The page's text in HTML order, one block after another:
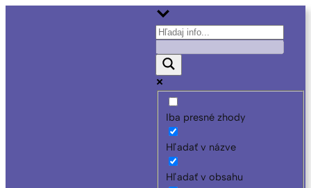
Iba presné zhody
Hľadať v názve
Hľadať v obsahu